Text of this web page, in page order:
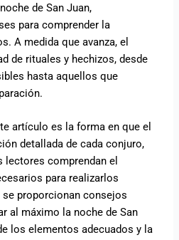
de San Juan,
para comprender la
A medida que avanza, el
de rituales y hechizos, desde
hasta aquellos que
artículo es la forma en que el
detallada de cada conjuro,
lectores comprendan el
para realizarlos
proporcionan consejos
al máximo la noche de San
los elementos adecuados y la